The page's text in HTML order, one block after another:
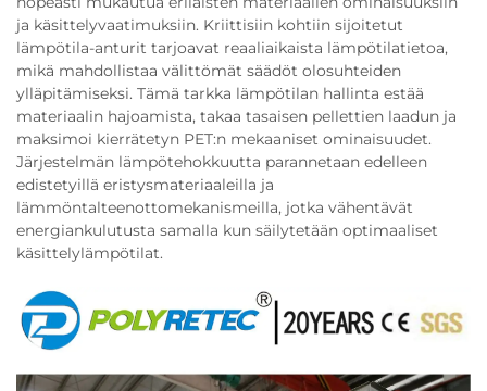
ja käsittelyvaatimuksiin. Kriittisiin kohtiin sijoitetut
lämpötila-anturit tarjoavat reaaliaikaista lämpötilatietoa,
mikä mahdollistaa välittömät säädöt olosuhteiden
ylläpitämiseksi. Tämä tarkka lämpötilan hallinta estää
materiaalin hajoamista, takaa tasaisen pellettien laadun ja
maksimoi kierrätetyn PET:n mekaaniset ominaisuudet.
Järjestelmän lämpötehokkuutta parannetaan edelleen
edistetyillä eristysmateriaaleilla ja
lämmöntalteenottomekanismeilla, jotka vähentävät
energiankulutusta samalla kun säilytetään optimaaliset
käsittelylämpötilat.